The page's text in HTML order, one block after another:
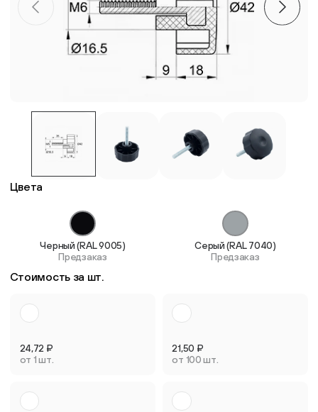
Цвета
Черный (RAL 9005)
Предзаказ
Серый (RAL 7040)
Предзаказ
Стоимость за шт.
24,72 ₽
от 1 шт.
21,50 ₽
от 100 шт.
Пластиковые столешницы для школьных парт
Комплектующие для мебели
Стулья
Система выравнивания плитки